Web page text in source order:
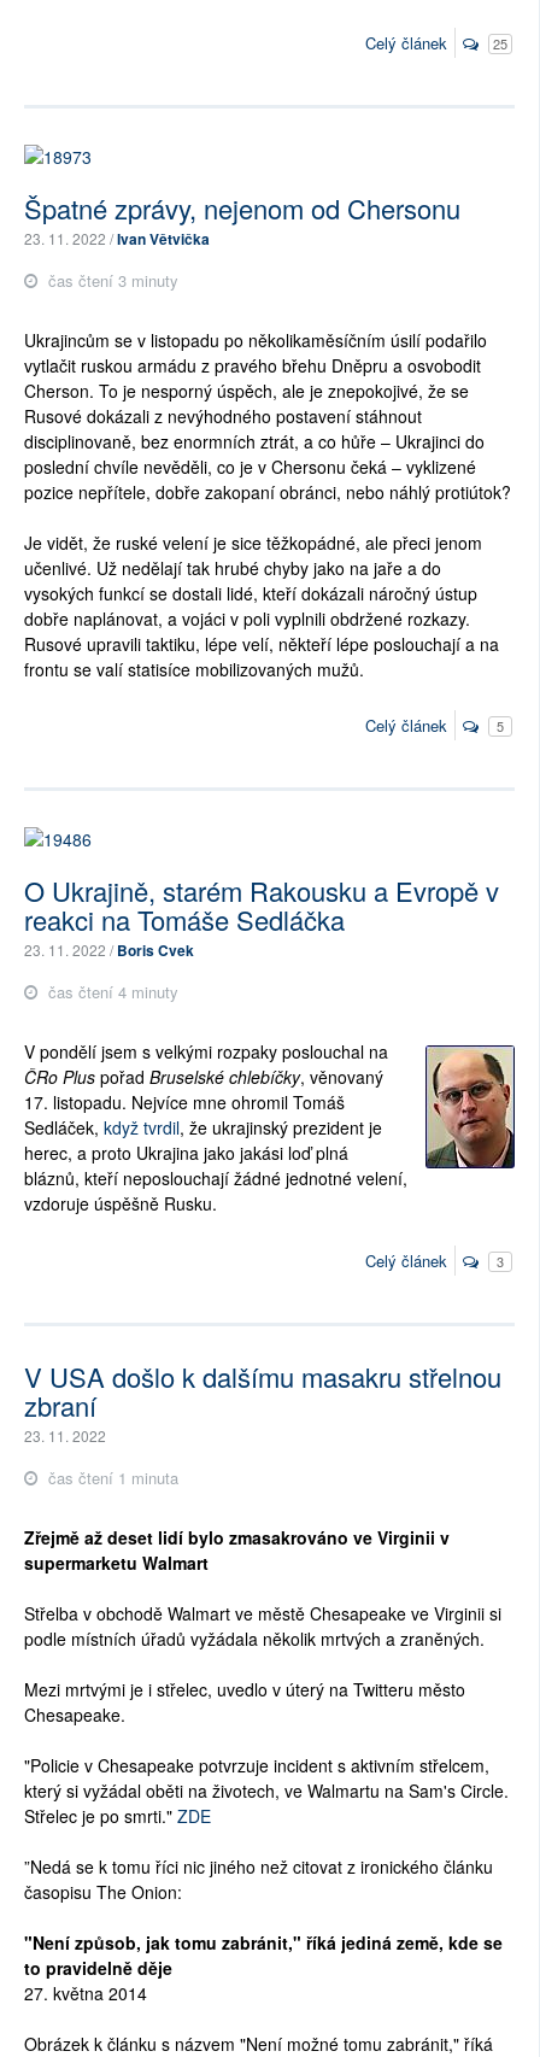
Celý článek 25
Špatné zprávy, nejenom od Chersonu
23. 11. 2022 /Ivan Větvička
čas čtení 3 minuty
Ukrajincům se v listopadu po několikaměsíčním úsilí podařilo
vytlačit ruskou armádu z pravého břehu Dněpru a osvobodit
Cherson. To je nesporný úspěch, ale je znepokojivé, že se
Rusové dokázali z nevýhodného postavení stáhnout
disciplinovaně, bez enormních ztrát, a co hůře – Ukrajinci do
poslední chvíle nevěděli, co je v Chersonu čeká – vyklizené
pozice nepřítele, dobře zakopaní obránci, nebo náhlý protiútok?
Je vidět, že ruské velení je sice těžkopádné, ale přeci jenom
učenlivé. Už nedělají tak hrubé chyby jako na jaře a do
vysokých funkcí se dostali lidé, kteří dokázali náročný ústup
dobře naplánovat, a vojáci v poli vyplnili obdržené rozkazy.
Rusové upravili taktiku, lépe velí, někteří lépe poslouchají a na
frontu se valí statisíce mobilizovaných mužů.
Celý článek 5
O Ukrajině, starém Rakousku a Evropě v
reakci na Tomáše Sedláčka
23. 11. 2022 /Boris Cvek
čas čtení 4 minuty
V pondělí jsem s velkými rozpaky poslouchal na
ČRo Plus pořad Bruselské chlebíčky, věnovaný
17. listopadu. Nejvíce mne ohromil Tomáš
Sedláček, když tvrdil, že ukrajinský prezident je
herec, a proto Ukrajina jako jakási loď plná
bláznů, kteří neposlouchají žádné jednotné velení,
vzdoruje úspěšně Rusku.
Celý článek 3
V USA došlo k dalšímu masakru střelnou
zbraní
23. 11. 2022
čas čtení 1 minuta
Zřejmě až deset lidí bylo zmasakrováno ve Virginii v
supermarketu Walmart
Střelba v obchodě Walmart ve městě Chesapeake ve Virginii si
podle místních úřadů vyžádala několik mrtvých a zraněných.
Mezi mrtvými je i střelec, uvedlo v úterý na Twitteru město
Chesapeake.
"Policie v Chesapeake potvrzuje incident s aktivním střelcem,
který si vyžádal oběti na životech, ve Walmartu na Sam's Circle.
Střelec je po smrti." ZDE
”Nedá se k tomu říci nic jiného než citovat z ironického článku
časopisu The Onion:
"Není způsob, jak tomu zabránit," říká jediná země, kde se
to pravidelně děje
27. května 2014
Obrázek k článku s názvem "Není možné tomu zabránit," říká